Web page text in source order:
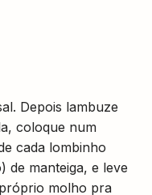
Depois lambuze
coloque num
cada lombinho
de manteiga, e leve
molho pra